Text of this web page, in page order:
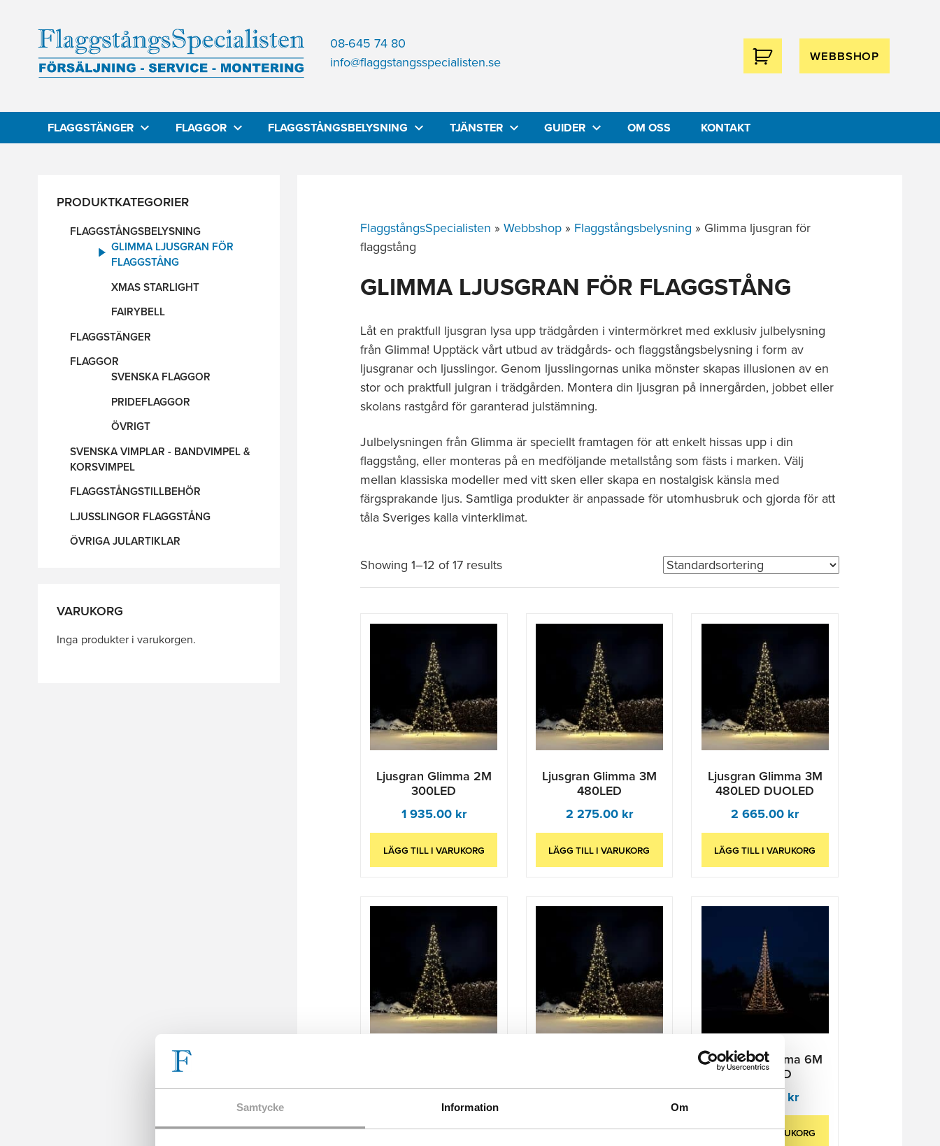
Samtycke Information Om
08-645 74 80
info@flaggstangsspecialisten.se
WEBBSHOP
FLAGGSTÄNGER FLAGGOR FLAGGSTÅNGSBELYSNING TJÄNSTER GUIDER OM OSS KONTAKT
FlaggstångsSpecialisten » Webbshop» Flaggstångsbelysning » Glimma ljusgran för
flaggstång
GLIMMA LJUSGRAN FÖR FLAGGSTÅNG
Låt en praktfull ljusgran lysa upp trädgården i vintermörkret med exklusiv julbelysning
från Glimma! Upptäck vårt utbud av trädgårds- och flaggstångsbelysning i form av
ljusgranar och ljusslingor. Genom ljusslingornas unika mönster skapas illusionen av en
stor och praktfull julgran i trädgården. Montera din ljusgran på innergården, jobbet eller
skolans rastgård för garanterad julstämning.
Julbelysningen från Glimma är speciellt framtagen för att enkelt hissas upp i din
flaggstång, eller monteras på en medföljande metallstång som fästs i marken. Välj
mellan klassiska modeller med vitt sken eller skapa en nostalgisk känsla med
färgsprakande ljus. Samtliga produkter är anpassade för utomhusbruk och gjorda för att
tåla Sveriges kalla vinterklimat.
Showing 1–12 of 17 results
Ljusgran Glimma 2M
300LED
1 935.00 kr
LÄGG TILL I VARUKORG
Ljusgran Glimma 3M
480LED
2 275.00 kr
LÄGG TILL I VARUKORG
Ljusgran Glimma 3M
480LED DUOLED
2 665.00 kr
LÄGG TILL I VARUKORG
Ljusgran Glimma 6M
1200 LED
kr
LÄGG TILL I VARUKORG
PRODUKTKATEGORIER
FLAGGSTÅNGSBELYSNING
GLIMMA LJUSGRAN FÖR
FLAGGSTÅNG
XMAS STARLIGHT
FAIRYBELL
FLAGGSTÄNGER
FLAGGOR
SVENSKA FLAGGOR
PRIDEFLAGGOR
ÖVRIGT
SVENSKA VIMPLAR - BANDVIMPEL &
KORSVIMPEL
FLAGGSTÅNGSTILLBEHÖR
LJUSSLINGOR FLAGGSTÅNG
ÖVRIGA JULARTIKLAR
VARUKORG
Inga produkter i varukorgen.